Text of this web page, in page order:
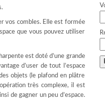
vos combles. Elle est formée
que vous pouvez utiliser
est doté d’une grande
d’user de tout l’espace
objets (le plafond en plâtre
très complexe, il est
de gagner un peu d’espace.